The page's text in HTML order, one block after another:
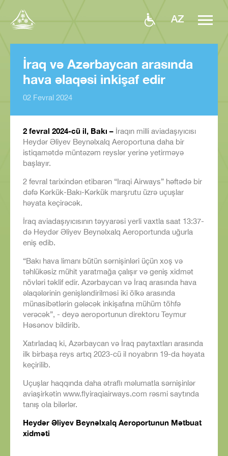
AZ
İraq və Azərbaycan arasında
hava əlaqəsi inkişaf edir
02 Fevral 2024
2 fevral 2024-cü il, Bakı – İraqın milli aviadaşıyıcısı
Heydər Əliyev Beynəlxalq Aeroportuna daha bir
istiqamətdə müntəzəm reyslər yerinə yetirməyə
başlayır.
2 fevral tarixindən etibarən “Iraqi Airways” həftədə bir
dəfə Kərkük-Bakı-Kərkük marşrutu üzrə uçuşlar
həyata keçirəcək.
İraq aviadaşıyıcısının təyyarəsi yerli vaxtla saat 13:37-
də Heydər Əliyev Beynəlxalq Aeroportunda uğurla
eniş edib.
“Bakı hava limanı bütün sərnişinləri üçün xoş və
təhlükəsiz mühit yaratmağa çalışır və geniş xidmət
növləri təklif edir. Azərbaycan və İraq arasında hava
əlaqələrinin genişləndirilməsi iki ölkə arasında
münasibətlərin gələcək inkişafına mühüm töhfə
verəcək”, - deyə aeroportunun direktoru Teymur
Həsənov bildirib.
Xatırladaq ki, Azərbaycan və İraq paytaxtları arasında
ilk birbaşa reys artıq 2023-cü il noyabrın 19-da həyata
keçirilib.
Uçuşlar haqqında daha ətraflı məlumatla sərnişinlər
aviaşirkətin www.flyiraqiairways.com rəsmi saytında
tanış ola bilərlər.
Heydər Əliyev Beynəlxalq Aeroportunun Mətbuat
xidməti